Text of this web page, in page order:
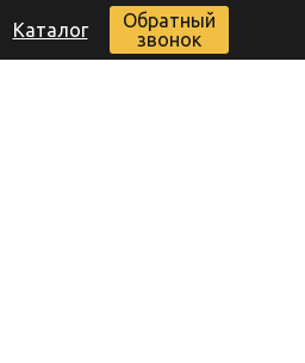
Каталог
Обратный
звонок